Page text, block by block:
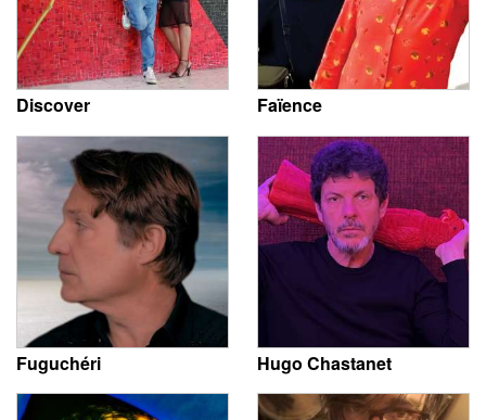
Discover Faïence
Fuguchéri Hugo Chastanet